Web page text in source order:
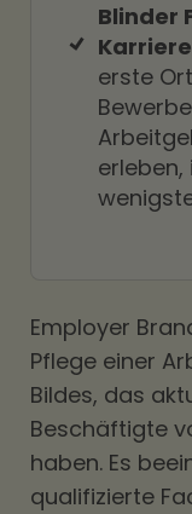
Blinder
erste
Employer
Pflege einer
Bildes, das
Beschäftigte
haben. Es
qualifizierte